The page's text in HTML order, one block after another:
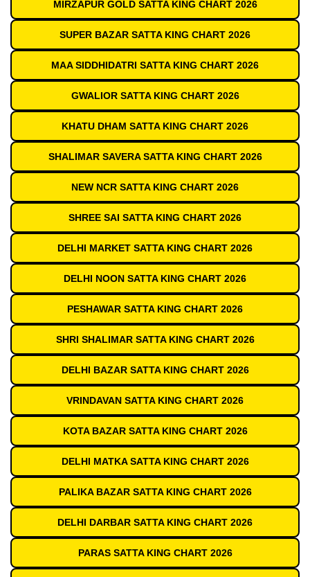
MIRZAPUR GOLD SATTA KING CHART 2026
SUPER BAZAR SATTA KING CHART 2026
MAA SIDDHIDATRI SATTA KING CHART 2026
GWALIOR SATTA KING CHART 2026
KHATU DHAM SATTA KING CHART 2026
SHALIMAR SAVERA SATTA KING CHART 2026
NEW NCR SATTA KING CHART 2026
SHREE SAI SATTA KING CHART 2026
DELHI MARKET SATTA KING CHART 2026
DELHI NOON SATTA KING CHART 2026
PESHAWAR SATTA KING CHART 2026
SHRI SHALIMAR SATTA KING CHART 2026
DELHI BAZAR SATTA KING CHART 2026
VRINDAVAN SATTA KING CHART 2026
KOTA BAZAR SATTA KING CHART 2026
DELHI MATKA SATTA KING CHART 2026
PALIKA BAZAR SATTA KING CHART 2026
DELHI DARBAR SATTA KING CHART 2026
PARAS SATTA KING CHART 2026